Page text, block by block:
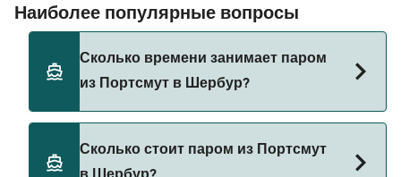
Наиболее популярные вопросы
Сколько времени занимает паром
из Портсмут в Шербур?
Шербур составляет примерно 8 ч 30 мин.
Сколько стоит паром из Портсмут